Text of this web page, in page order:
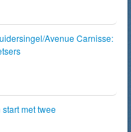
Avenue Carnisse:
met twee